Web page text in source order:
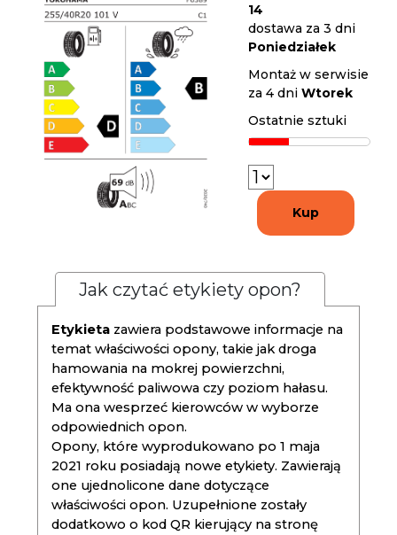
14
dostawa za 3 dni
Poniedziałek
Montaż w serwisie
za 4 dniWtorek
Ostatnie sztuki
Kup
Jak czytać etykiety opon?
Etykieta zawiera podstawowe informacje na
temat właściwości opony, takie jak droga
hamowania na mokrej powierzchni,
efektywność paliwowa czy poziom hałasu.
Ma ona wesprzeć kierowców w wyborze
odpowiednich opon.
Opony, które wyprodukowano po 1 maja
2021 roku posiadają nowe etykiety. Zawierają
one ujednolicone dane dotyczące
właściwości opon. Uzupełnione zostały
dodatkowo o kod QR kierujący na stronę